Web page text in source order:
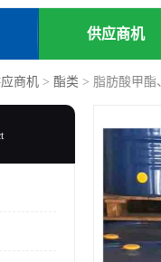
供应商机
商机 > 酯类 > 脂肪酸甲酯